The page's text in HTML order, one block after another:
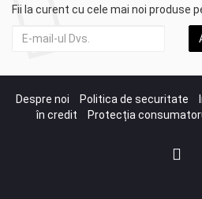
Fii la curent cu cele mai noi produse
Despre noi Politica de securitate
în credit
Protecția